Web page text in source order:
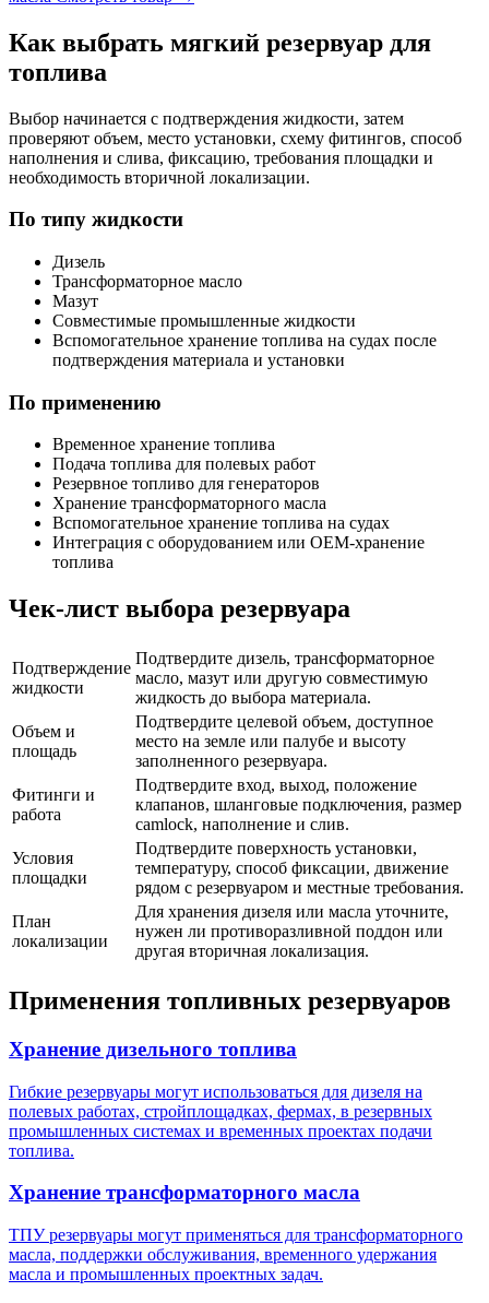
Как выбрать мягкий резервуар для
топлива
Выбор начинается с подтверждения жидкости, затем
проверяют объем, место установки, схему фитингов, способ
наполнения и слива, фиксацию, требования площадки и
необходимость вторичной локализации.
По типу жидкости
Дизель
Трансформаторное масло
Мазут
Совместимые промышленные жидкости
Вспомогательное хранение топлива на судах после
подтверждения материала и установки
По применению
Временное хранение топлива
Подача топлива для полевых работ
Резервное топливо для генераторов
Хранение трансформаторного масла
Вспомогательное хранение топлива на судах
Интеграция с оборудованием или OEM-хранение
топлива
Чек-лист выбора резервуара
Подтверждение
жидкости
Подтвердите дизель, трансформаторное
масло, мазут или другую совместимую
жидкость до выбора материала.
Объем и
площадь
Подтвердите целевой объем, доступное
место на земле или палубе и высоту
заполненного резервуара.
Фитинги и
работа
Подтвердите вход, выход, положение
клапанов, шланговые подключения, размер
camlock, наполнение и слив.
Условия
площадки
Подтвердите поверхность установки,
температуру, способ фиксации, движение
рядом с резервуаром и местные требования.
План
локализации
Для хранения дизеля или масла уточните,
нужен ли противоразливной поддон или
другая вторичная локализация.
Применения топливных резервуаров
Хранение дизельного топлива
Гибкие резервуары могут использоваться для дизеля на
полевых работах, стройплощадках, фермах, в резервных
промышленных системах и временных проектах подачи
топлива.
Хранение трансформаторного масла
ТПУ резервуары могут применяться для трансформаторного
масла, поддержки обслуживания, временного удержания
масла и промышленных проектных задач.